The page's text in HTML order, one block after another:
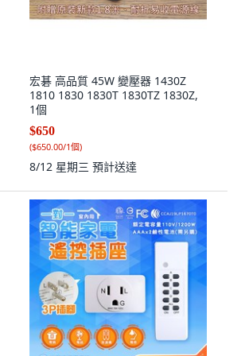
宏碁 高品質 45W 變壓器 1430Z
1810 1830 1830T 1830TZ 1830Z,
1個
$650
($650.00/1個)
8/12 星期三 預計送達